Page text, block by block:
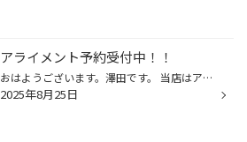
アライメント予約受付中！！
おはようございます。澤田です。 当店はアライメント（車の骨盤調整）ができるお店です。 アライメントがズレたままだと タイヤが変な減り方をしたり ハンドルが曲がってしまったり タイヤの本来の性能を発揮できなかったりと いいことはないです。。。 タイヤ1つ1つにセンサーを取り付け角度を測る...
2025年8月25日